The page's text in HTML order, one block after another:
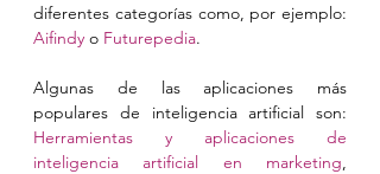
Aifindy o Futurepedia.
Algunas de las aplicaciones más
Herramientas y aplicaciones de
inteligencia artificial en marketing,